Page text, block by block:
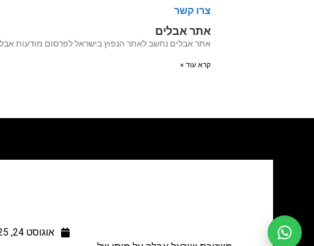
צרו קשר
אתר אבלים
אתר אבלים נחשב לאתר הנפוץ בישראל לפרסום מודעות אבל מעל 20 שנה האתר עבר לאחרונה שדרוג מערכות
קרא עוד »
אוגוסט 24, 2025